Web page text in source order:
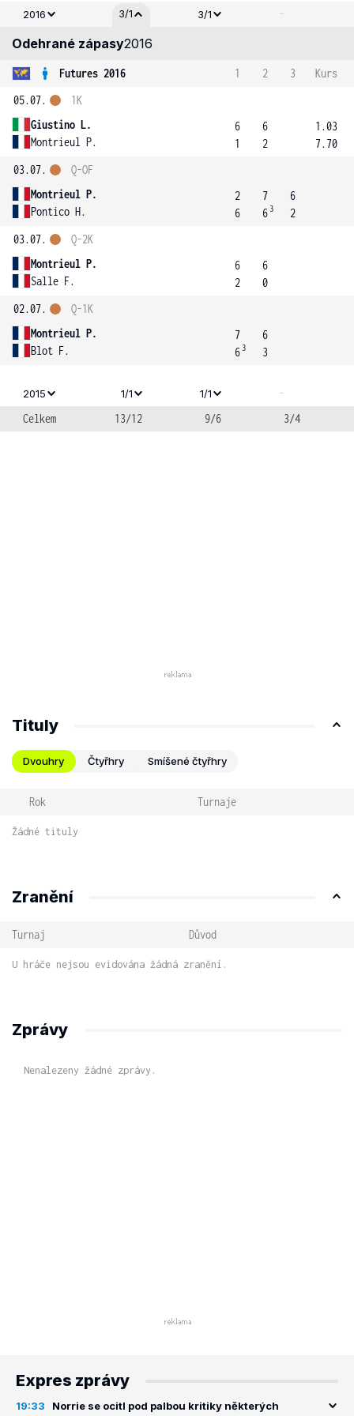
2016 3/1 3/1 -
Odehrané zápasy2016
Futures 2016 1 2 3
Kurs
05.07.
Giustino L.
Montrieul P.
1K
6
1
6
2
1.03
7.70
03.07.
Montrieul P.
Pontico H.
Q-OF
2
6
7
6 3
6
2
03.07.
Montrieul P.
Salle F.
Q-2K
6
2
6
0
02.07.
Montrieul P.
Blot F.
Q-1K
7
6 3
6
3
2015 1/1 1/1
-
Celkem
13/12 9/6 3/4
Tituly
Dvouhry Čtyřhry Smíšené čtyřhry
Rok Turnaje
Žádné tituly
Zranění
Turnaj Důvod
U hráče nejsou evidována žádná zranění.
Zprávy
Nenalezeny žádné zprávy.
Expres zprávy
19:33
Norrie se ocitl pod palbou kritiky některých